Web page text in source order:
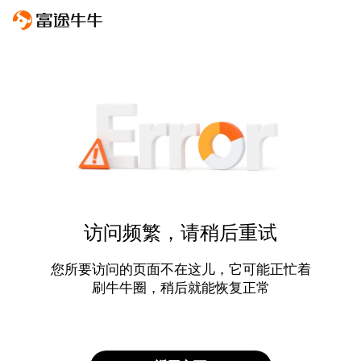
访问频繁，请稍后重试
您所要访问的页面不在这儿，它可能正忙着
刷牛牛圈，稍后就能恢复正常